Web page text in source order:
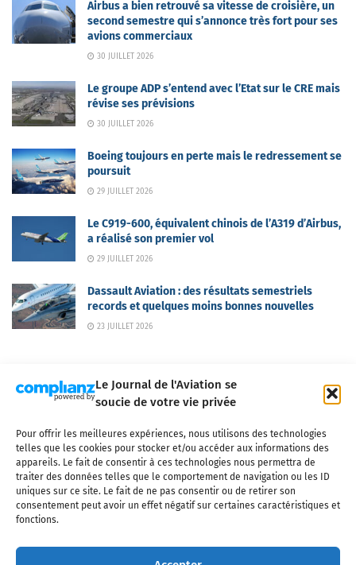
Le Journal de l'Aviation se
soucie de votre vie privée
Pour offrir les meilleures expériences, nous utilisons des technologies
telles que les cookies pour stocker et/ou accéder aux informations des
appareils. Le fait de consentir à ces technologies nous permettra de
traiter des données telles que le comportement de navigation ou les ID
uniques sur ce site. Le fait de ne pas consentir ou de retirer son
consentement peut avoir un effet négatif sur certaines caractéristiques et
fonctions.
Airbus a bien retrouvé sa vitesse de croisière, un
second semestre qui s’annonce très fort pour ses
avions commerciaux
30 JUILLET 2026
Le groupe ADP s’entend avec l’Etat sur le CRE mais
révise ses prévisions
30 JUILLET 2026
Boeing toujours en perte mais le redressement se
poursuit
29 JUILLET 2026
Le C919-600, équivalent chinois de l’A319 d’Airbus,
a réalisé son premier vol
29 JUILLET 2026
Dassault Aviation : des résultats semestriels
records et quelques moins bonnes nouvelles
23 JUILLET 2026
Qui sommes-nous ? Nous contacter
Partenaires
Mentions légales
CGV Politique de confidentialité Cookies